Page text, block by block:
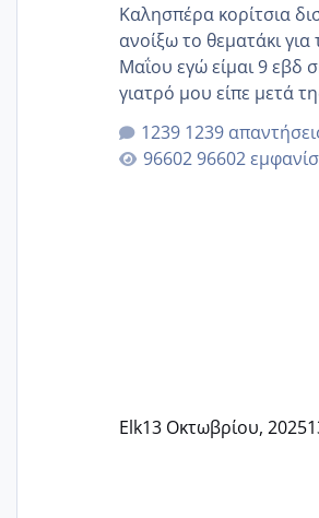
Καλησπέρα κορίτσια
ανοίξω το θεματάκι
Μαΐου εγώ είμαι 9 εβδ σήμερα πήγα
γιατρό μου είπε μετά
κλείσω ραντεβού για την
καμιά άλλη κοπέλα να
1239
96602
Elk13 Οκτωβρίου, 2025